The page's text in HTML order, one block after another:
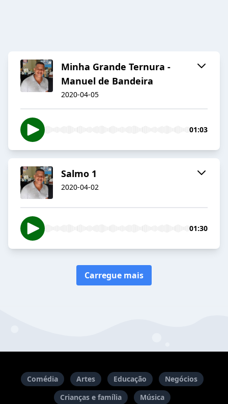
Minha Grande Ternura -
Manuel de Bandeira
2020-04-05
01:03
Salmo 1
2020-04-02
01:30
Carregue mais
Comédia Artes Educação
Negócios
Crianças e família
Música